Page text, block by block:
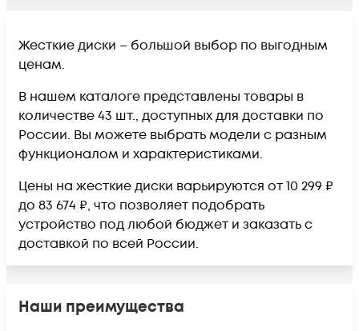
Жесткие диски – большой выбор по выгодным
ценам.
В нашем каталоге представлены товары в
количестве 43 шт., доступных для доставки по
России. Вы можете выбрать модели с разным
функционалом и характеристиками.
Цены на жесткие диски варьируются от 10 299 ₽
до 83 674 ₽, что позволяет подобрать
устройство под любой бюджет и заказать с
доставкой по всей России.
Наши преимущества